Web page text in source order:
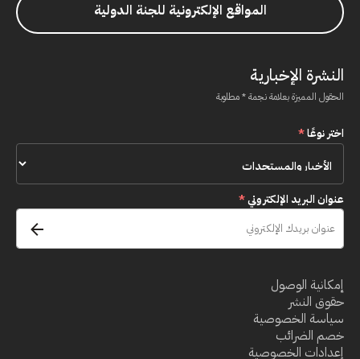
المواقع الإلكترونية للجنة الدولية
النشرة الإخبارية
الحقول المميزة بعلامة نجمة * مطلوبة
اختر نوعًا*
عنوان البريد الإلكتروني*
إمكانية الوصول
حقوق النشر
سياسة الخصوصية
خصم الضرائب
إعدادات الخصوصية